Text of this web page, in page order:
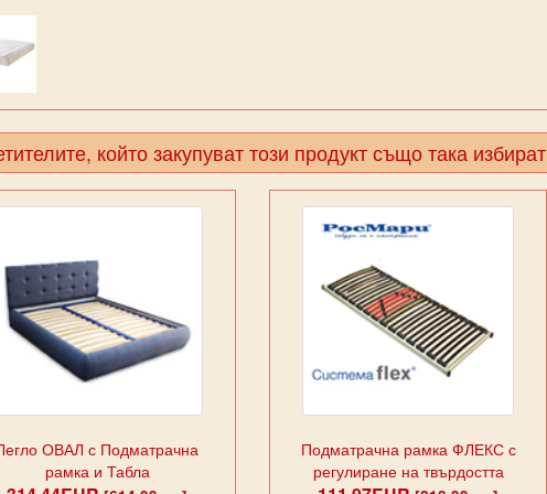
който закупуват този продукт също така избират
ОВАЛ с Подматрачна
рамка и Табла
Подматрачна рамка ФЛЕКС с
регулиране на твърдостта